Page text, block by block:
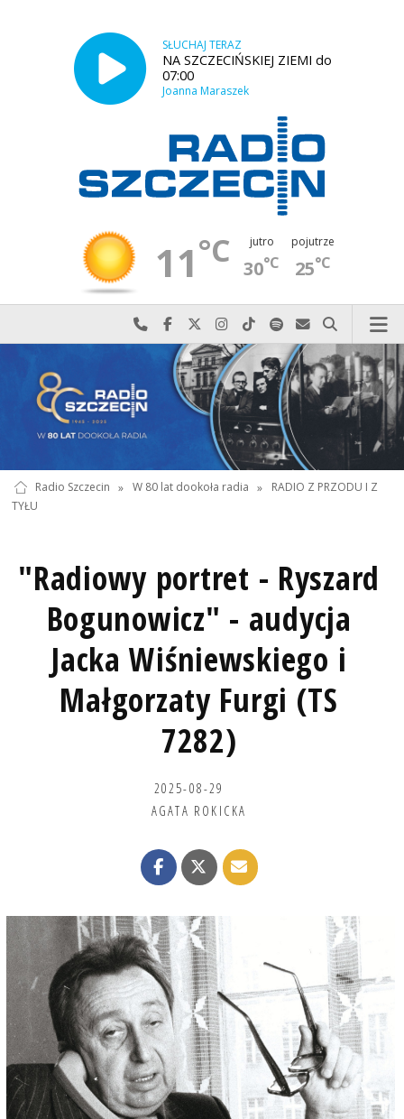
SŁUCHAJ TERAZ
NA SZCZECIŃSKIEJ ZIEMI do
07:00
Joanna Maraszek
11°C jutro
30°C
pojutrze
25°C
Najlepiej po prostu do nas zadzwoń
Odwiedź nas na Facebook-u
Odwiedź nas na X
Odwiedź nas na Instagram-ie
Odwiedź nas na TikTok-u
Szukaj nas na Spotify
Wyślij do nas
Szukaj
Radio Szczecin » W 80 lat dookoła radia »
RADIO Z PRZODU I Z
TYŁU
"Radiowy portret - Ryszard
Bogunowicz" - audycja
Jacka Wiśniewskiego i
Małgorzaty Furgi (TS
7282)
2025-08-29
AGATA ROKICKA